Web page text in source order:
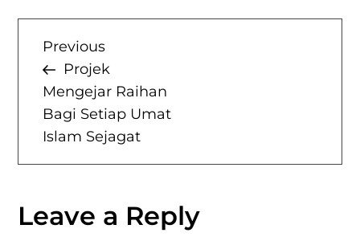
Umat
Islam
P
o
s
t
n
Previous
Post
Previous
Projek
Mengejar Raihan
Bagi Setiap Umat
Islam Sejagat
Leave a Reply